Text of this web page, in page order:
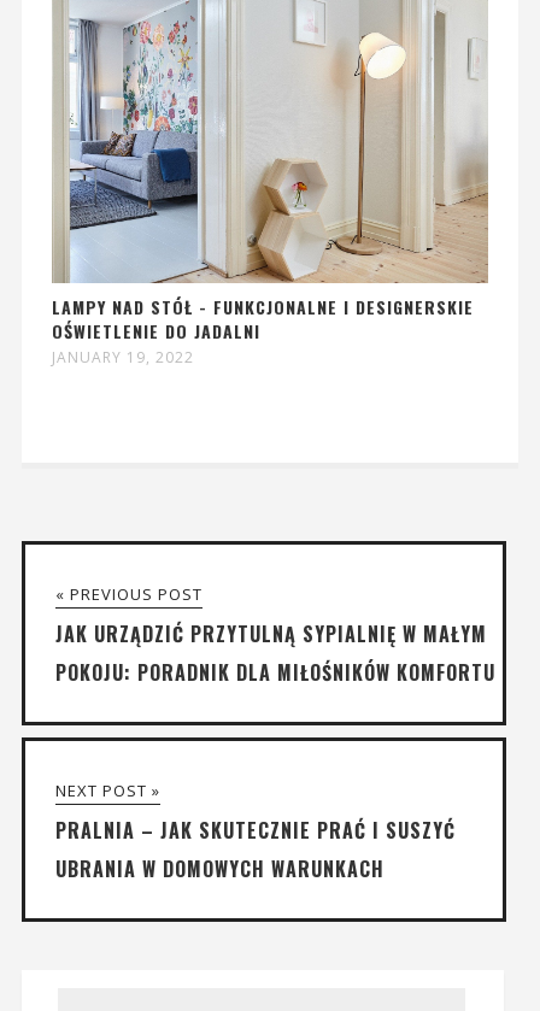
LAMPY NAD STÓŁ - FUNKCJONALNE I DESIGNERSKIE
OŚWIETLENIE DO JADALNI
JANUARY 19, 2022
« PREVIOUS POST
JAK URZĄDZIĆ PRZYTULNĄ SYPIALNIĘ W MAŁYM
POKOJU: PORADNIK DLA MIŁOŚNIKÓW KOMFORTU
NEXT POST »
PRALNIA – JAK SKUTECZNIE PRAĆ I SUSZYĆ
UBRANIA W DOMOWYCH WARUNKACH